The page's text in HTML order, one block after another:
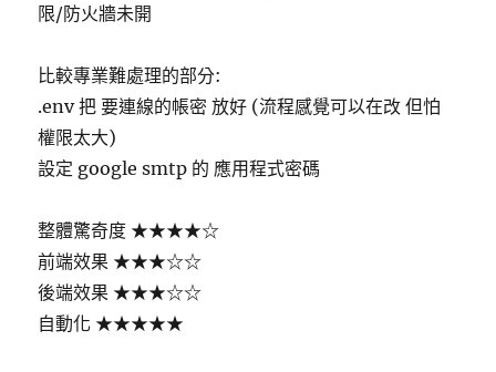
限/防火牆未開
比較專業難處理的部分:
.env 把 要連線的帳密 放好 (流程感覺可以在改 但怕
權限太大)
設定 google smtp 的 應用程式密碼
整體驚奇度 ★★★★☆
前端效果 ★★★☆☆
後端效果 ★★★☆☆
自動化 ★★★★★